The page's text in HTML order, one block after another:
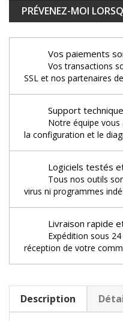
PRÉVENEZ-MOI
Vos paiements
Vos transactions
SSL et nos partenaires
Support
Notre équipe vous
la configuration et le
Logiciels testés
Tous nos outils
virus ni programmes
Livraison rapide
Expédition sous
réception de votre
Description